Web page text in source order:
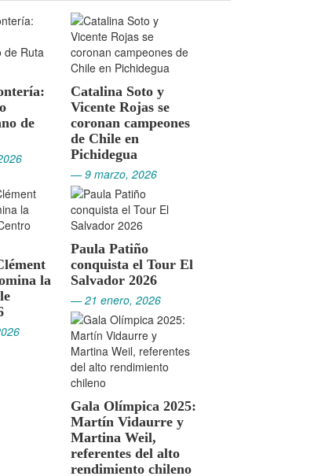
de
Catalina Soto y
Vicente Rojas se
coronan campeones
de Chile en
Pichidegua
— 9 marzo, 2026
la
Paula Patiño
conquista el Tour El
Salvador 2026
— 21 enero, 2026
Gala Olímpica 2025:
Martín Vidaurre y
Martina Weil,
referentes del alto
rendimiento chileno